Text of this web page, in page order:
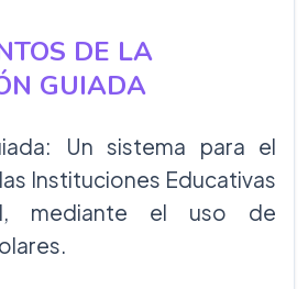
DE LA
GUIADA
Un sistema para el
Instituciones Educativas
mediante el uso de